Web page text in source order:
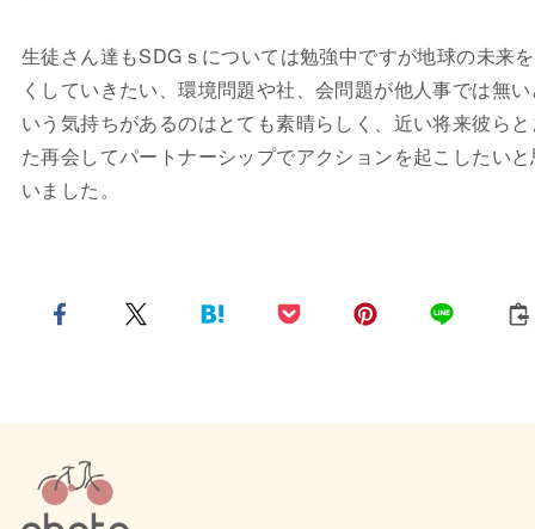
生徒さん達もSDGｓについては勉強中ですが地球の未来
くしていきたい、環境問題や社、会問題が他人事では無
いう気持ちがあるのはとても素晴らしく、近い将来彼ら
た再会してパートナーシップでアクションを起こしたい
いました。